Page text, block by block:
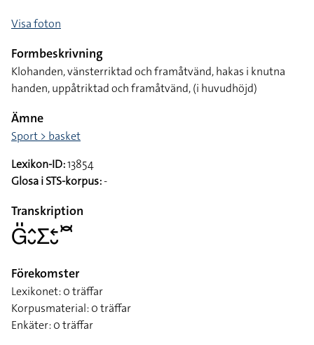
Visa foton
Formbeskrivning
Klohanden, vänsterriktad och framåtvänd, hakas i knutna
handen, uppåtriktad och framåtvänd, (i huvudhöjd)
Ämne
Sport > basket
Lexikon-ID:13854
Glosa i STS-korpus:-
Transkription
􌤦􌤺􌤵􌤷􌤥􌥓􌤷􌥫
Förekomster
Lexikonet: 0 träffar
Korpusmaterial: 0 träffar
Enkäter: 0 träffar